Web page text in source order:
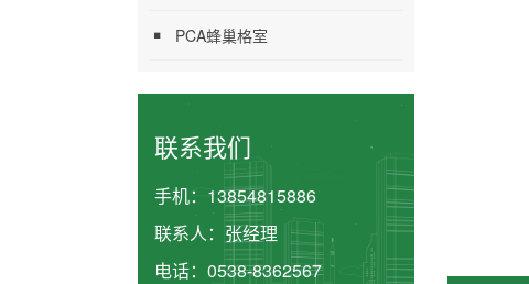
PCA蜂巢格室
联系我们
手机： 13854815886
联系人： 张经理
电话： 0538-8362567